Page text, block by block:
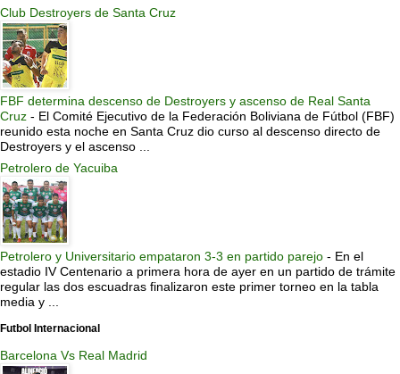
Club Destroyers de Santa Cruz
FBF determina descenso de Destroyers y ascenso de Real Santa
Cruz - El Comité Ejecutivo de la Federación Boliviana de Fútbol (FBF)
reunido esta noche en Santa Cruz dio curso al descenso directo de
Destroyers y el ascenso ...
Petrolero de Yacuiba
Petrolero y Universitario empataron 3-3 en partido parejo - En el
estadio IV Centenario a primera hora de ayer en un partido de trámite
regular las dos escuadras finalizaron este primer torneo en la tabla
media y ...
Futbol Internacional
Barcelona Vs Real Madrid